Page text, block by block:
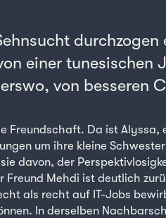
durchzogen
einer tunesischen
von besseren
Freundschaft. Da ist Alyssa,
um ihre kleine
davon, der
Mehdi ist deutlich
als recht auf IT-Jobs
In derselben